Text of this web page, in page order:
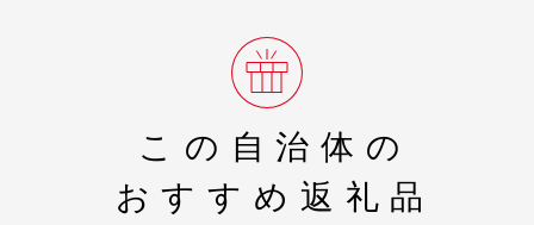
この自治体の
おすすめ返礼品